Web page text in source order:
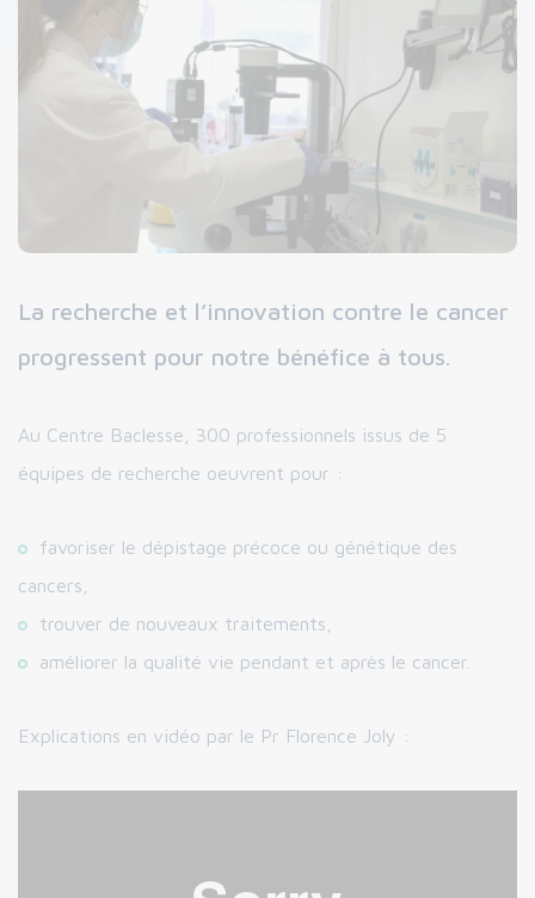
La recherche et l’innovation contre le cancer
progressent pour notre bénéfice à tous.
Au Centre Baclesse, 300 professionnels issus de 5
équipes de recherche oeuvrent pour :
favoriser le dépistage précoce ou génétique des
cancers,
trouver de nouveaux traitements,
améliorer la qualité vie pendant et après le cancer.
Explications en vidéo par le Pr Florence Joly :